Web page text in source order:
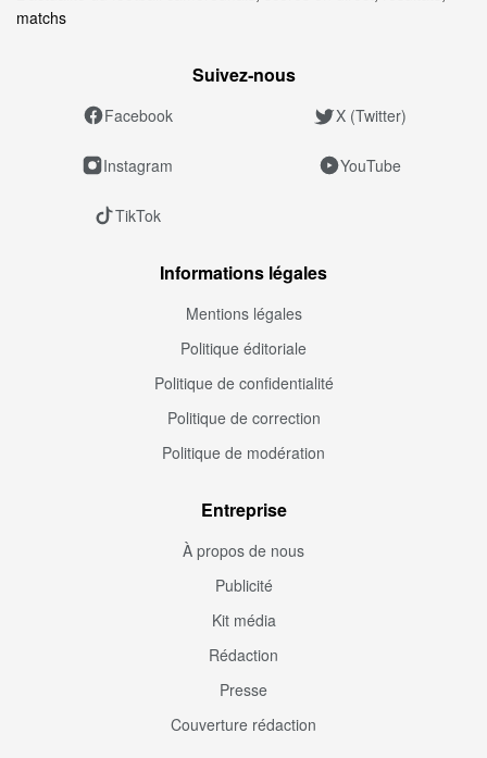
matchs
Suivez‑nous
Facebook X (Twitter)
Instagram YouTube
TikTok
Informations légales
Mentions légales
Politique éditoriale
Politique de confidentialité
Politique de correction
Politique de modération
Entreprise
À propos de nous
Publicité
Kit média
Rédaction
Presse
Couverture rédaction